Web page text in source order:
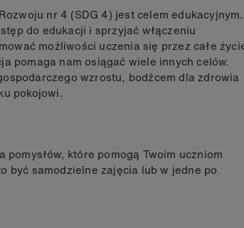
nr 4 (SDG 4) jest celem edukacyjnym.
do edukacji i sprzyjać włączeniu
możliwości uczenia się przez całe
pomaga nam osiągać wiele innych celów.
wzrostu, bodźcem dla zdrowia
pokojowi.
pomysłów, które pomogą Twoim uczniom
być samodzielne zajęcia lub w jedne po